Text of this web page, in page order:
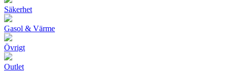
Säkerhet
Gasol & Värme
Övrigt
Outlet